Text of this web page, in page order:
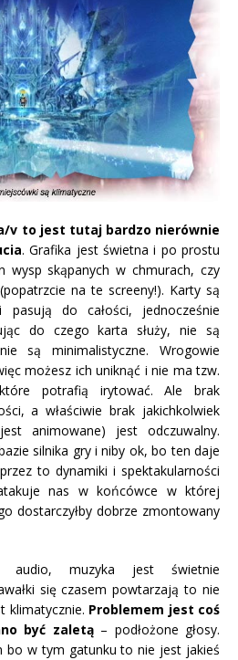
v to jest tutaj bardzo nierównie
. Grafika jest świetna i po prostu
wysp skąpanych w chmurach, czy
na te screeny!). Karty są
pasują do całości, jednocześnie
do czego karta służy, nie są
są minimalistyczne. Wrogowie
możesz ich uniknąć i nie ma tzw.
potrafią irytować. Ale brak
a właściwie brak jakichkolwiek
animowane) jest odczuwalny.
silnika gry i niby ok, bo ten daje
to dynamiki i spektakularności
nas w końcówce w której
dostarczyłby dobrze zmontowany
muzyka jest świetnie
się czasem powtarzają to nie
klimatycznie. Problemem jest coś
być zaletą– podłożone głosy.
bo w tym gatunku to nie jest jakieś